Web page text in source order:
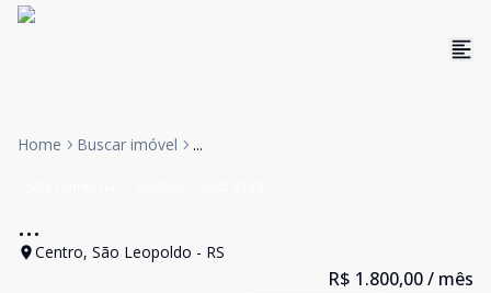
Home Buscar imóvel ...
...
Centro, São Leopoldo - RS
R$ 1.800,00/ mês